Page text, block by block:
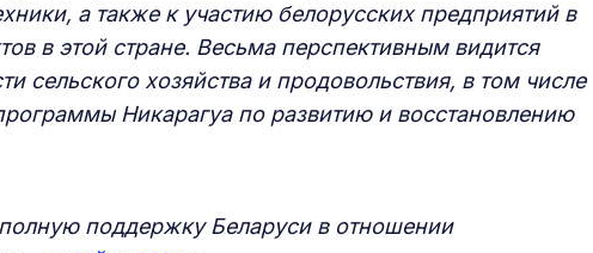
а также к участию белорусских предприятий в
в этой стране. Весьма перспективным видится
сельского хозяйства и продовольствия, в том числе
Никарагуа по развитию и восстановлению
поддержку Беларуси в отношении